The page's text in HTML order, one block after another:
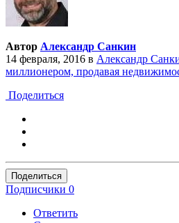
Автор Александр Санкин
14 февраля, 2016 в Александр
миллионером, продавая
Поделиться
Поделиться
Подписчики 0
Ответить